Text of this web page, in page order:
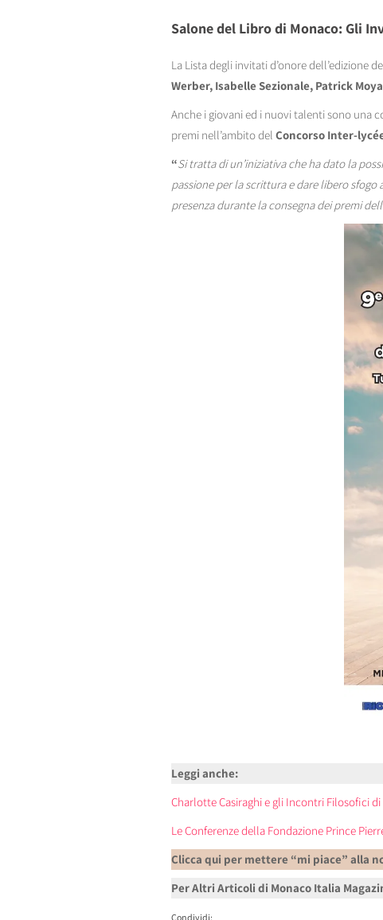
Salone del Libro di Monaco: Gli
La Lista degli invitati d’onore dell’edizione
Werber, Isabelle Sezionale, Patrick
Anche i giovani ed i nuovi talenti sono una
premi nell’ambito del Concorso Inter-
“Si tratta di un’iniziativa che ha dato la
passione per la scrittura e dare libero sfogo
presenza durante la consegna dei premi
Leggi anche:
Charlotte Casiraghi e gli Incontri Filosofici
Le Conferenze della Fondazione Prince
Clicca qui per mettere “mi piace” alla
Per Altri Articoli di Monaco Italia
Condividi: